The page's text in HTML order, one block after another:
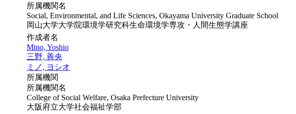
所属機関名
Social, Environmental, and Life Sciences, Okayama University Graduate School
岡山大学大学院環境学研究科生命環境学専攻・人間生態学講座
作成者名
Mino, Yoshio
三野, 善央
ミノ, ヨシオ
所属機関
所属機関名
College of Social Welfare, Osaka Prefecture University
大阪府立大学社会福祉学部